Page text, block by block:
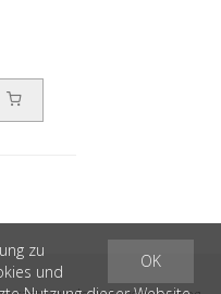
OK
zu
und